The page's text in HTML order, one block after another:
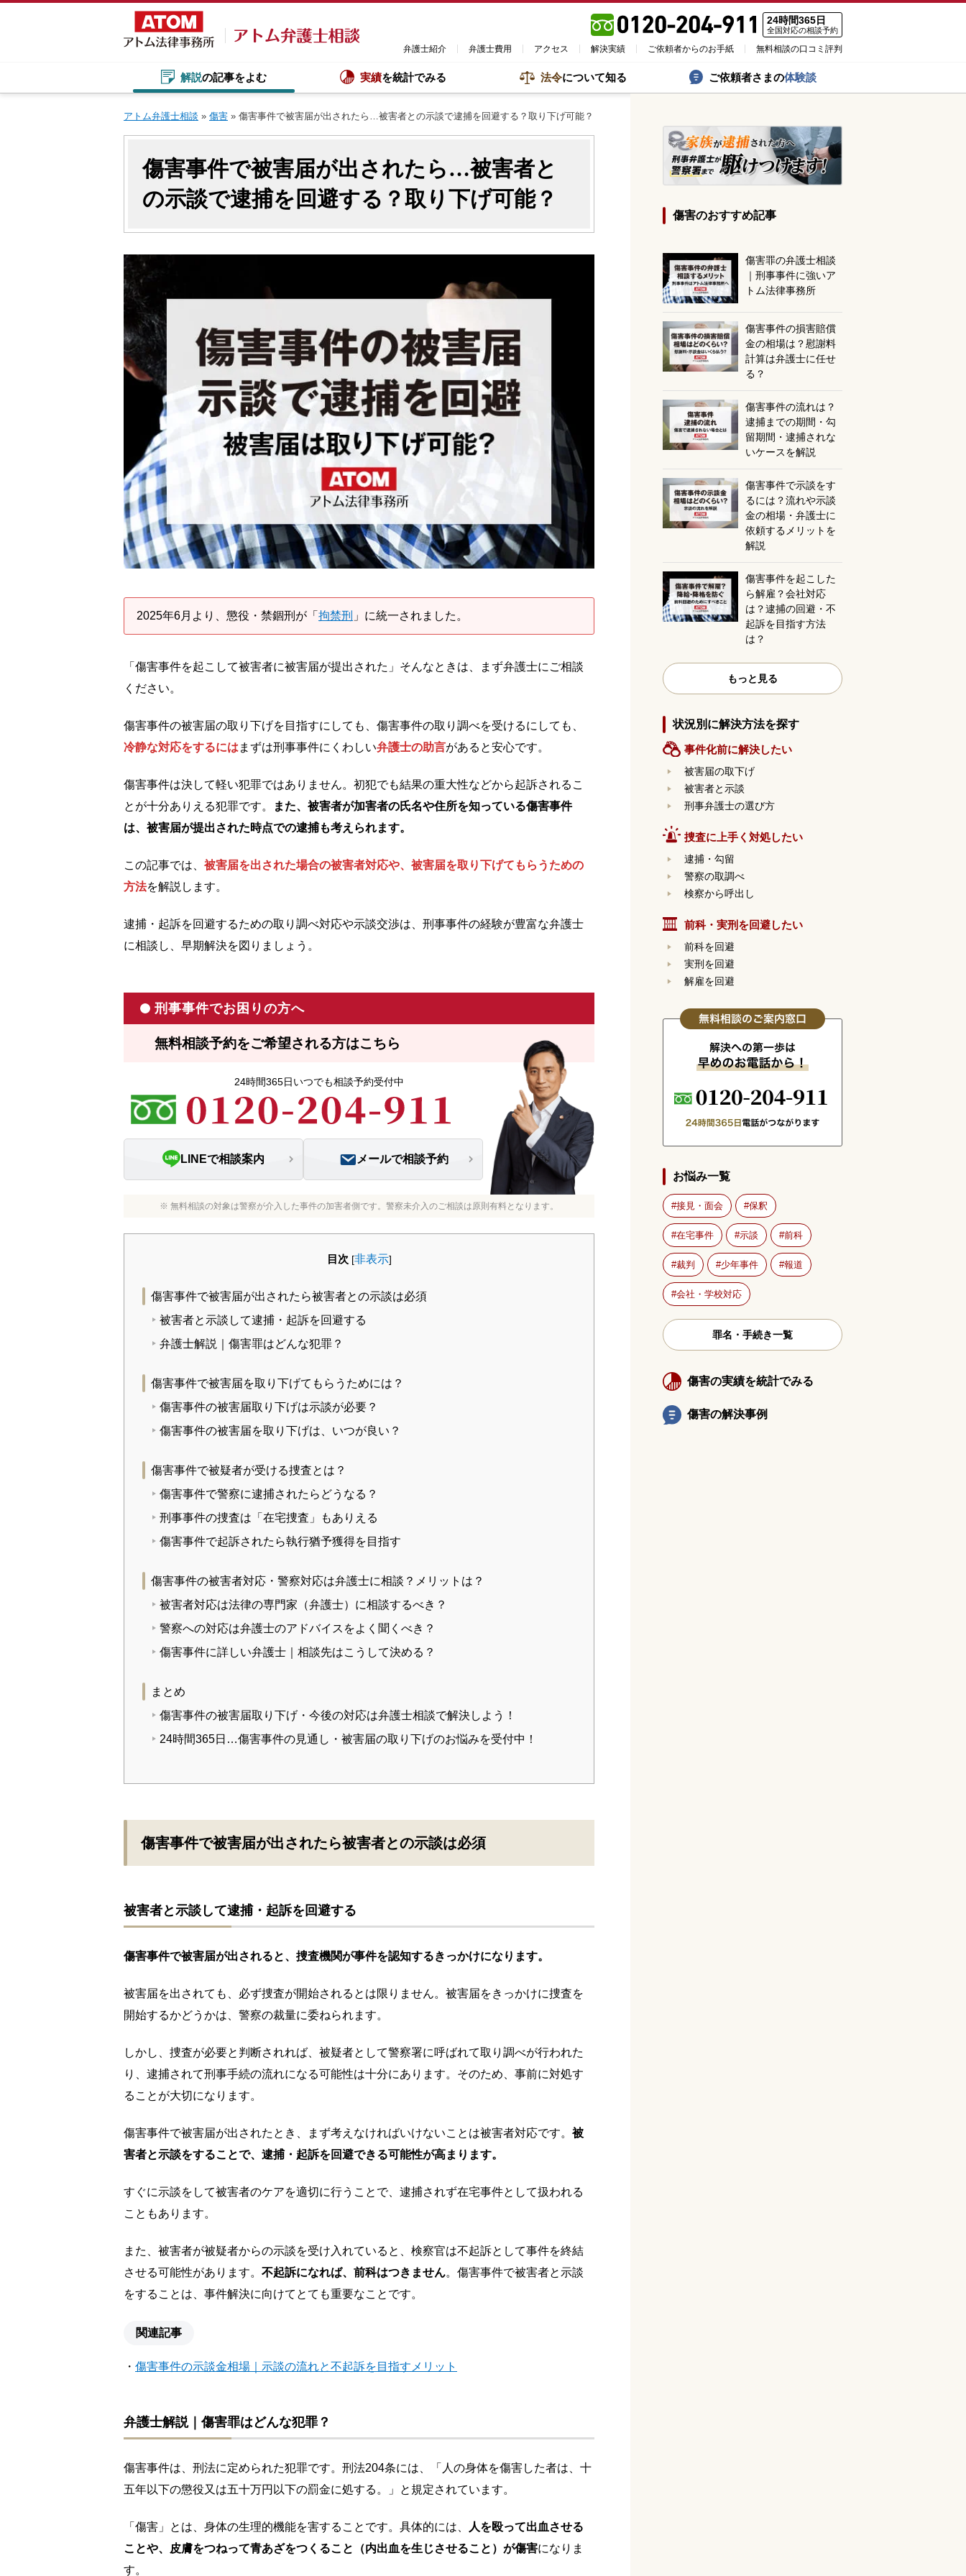
Skip
24時間365日
全国対応の相談予約
弁護士紹介 弁護士費用 アクセス 解決実績 ご依頼者からのお手紙 無料相談の口コミ評判
解説の記事をよむ 実績を統計でみる 法令について知る ご依頼者さまの体験談
アトム弁護士相談 » 傷害 » 傷害事件で被害届が出されたら…被害者との示談で逮捕を回避する？取り下げ可能？
傷害事件で被害届が出されたら…被害者と
の示談で逮捕を回避する？取り下げ可能？
2025年6月より、懲役・禁錮刑が「 拘禁刑 」に統一されました。
「傷害事件を起こして被害者に被害届が提出された」そんなときは、まず弁護士にご相談
ください。
傷害事件の被害届の取り下げを目指すにしても、傷害事件の取り調べを受けるにしても、
冷静な対応をするには まずは刑事事件にくわしい弁護士の助言があると安心です。
傷害事件は決して軽い犯罪ではありません。初犯でも結果の重大性などから起訴されるこ
とが十分ありえる犯罪です。
また、被害者が加害者の氏名や住所を知っている傷害事件
は、被害届が提出された時点での逮捕も考えられます。
この記事では、 被害届を出された場合の被害者対応や、被害届を取り下げてもらうための
方法を解説します。
逮捕・起訴を回避するための取り調べ対応や示談交渉は、刑事事件の経験が豊富な弁護士
に相談し、早期解決を図りましょう。
刑事事件でお困りの方へ
無料相談予約をご希望される方はこちら
24時間365日いつでも相談予約受付中
LINEで相談案内 メールで相談予約
※ 無料相談の対象は警察が介入した事件の加害者側です。警察未介入のご相談は原則有料となります。
目次 [非表示]
傷害事件で被害届が出されたら被害者との示談は必須
被害者と示談して逮捕・起訴を回避する
弁護士解説｜傷害罪はどんな犯罪？
傷害事件で被害届を取り下げてもらうためには？
傷害事件の被害届取り下げは示談が必要？
傷害事件の被害届を取り下げは、いつが良い？
傷害事件で被疑者が受ける捜査とは？
傷害事件で警察に逮捕されたらどうなる？
刑事事件の捜査は「在宅捜査」もありえる
傷害事件で起訴されたら執行猶予獲得を目指す
傷害事件の被害者対応・警察対応は弁護士に相談？メリットは？
被害者対応は法律の専門家（弁護士）に相談するべき？
警察への対応は弁護士のアドバイスをよく聞くべき？
傷害事件に詳しい弁護士｜相談先はこうして決める？
まとめ
傷害事件の被害届取り下げ・今後の対応は弁護士相談で解決しよう！
24時間365日…傷害事件の見通し・被害届の取り下げのお悩みを受付中！
傷害事件で被害届が出されたら被害者との示談は必須
被害者と示談して逮捕・起訴を回避する
傷害事件で被害届が出されると、捜査機関が事件を認知するきっかけになります。
被害届を出されても、必ず捜査が開始されるとは限りません。被害届をきっかけに捜査を
開始するかどうかは、警察の裁量に委ねられます。
しかし、捜査が必要と判断されれば、被疑者として警察署に呼ばれて取り調べが行われた
り、逮捕されて刑事手続の流れになる可能性は十分にあります。そのため、事前に対処す
ることが大切になります。
傷害事件で被害届が出されたとき、まず考えなければいけないことは被害者対応です。 被
害者と示談をすることで、逮捕・起訴を回避できる可能性が高まります。
すぐに示談をして被害者のケアを適切に行うことで、逮捕されず在宅事件として扱われる
こともあります。
また、被害者が被疑者からの示談を受け入れていると、検察官は不起訴として事件を終結
させる可能性があります。 不起訴になれば、前科はつきません。傷害事件で被害者と示談
をすることは、事件解決に向けてとても重要なことです。
関連記事
・ 傷害事件の示談金相場｜示談の流れと不起訴を目指すメリット
弁護士解説｜傷害罪はどんな犯罪？
傷害事件は、刑法に定められた犯罪です。刑法204条には、「人の身体を傷害した者は、十
五年以下の懲役又は五十万円以下の罰金に処する。」と規定されています。
「傷害」とは、身体の生理的機能を害することです。具体的には、
人を殴って出血させる
ことや、皮膚をつねって青あざをつくること（内出血を生じさせること）が傷害になりま
す。
傷害のおすすめ記事
傷害罪の弁護士相談
｜刑事事件に強いア
トム法律事務所
傷害事件の損害賠償
金の相場は？慰謝料
計算は弁護士に任せ
る？
傷害事件の流れは？
逮捕までの期間・勾
留期間・逮捕されな
いケースを解説
傷害事件で示談をす
るには？流れや示談
金の相場・弁護士に
依頼するメリットを
解説
傷害事件を起こした
ら解雇？会社対応
は？逮捕の回避・不
起訴を目指す方法
は？
もっと見る
状況別に解決方法を探す
事件化前に解決したい
被害届の取下げ
被害者と示談
刑事弁護士の選び方
捜査に上手く対処したい
逮捕・勾留
警察の取調べ
検察から呼出し
前科・実刑を回避したい
前科を回避
実刑を回避
解雇を回避
お悩み一覧
接見・面会 保釈
在宅事件 示談 前科
裁判 少年事件 報道
会社・学校対応
罪名・手続き一覧
傷害の実績を統計でみる
傷害の解決事例